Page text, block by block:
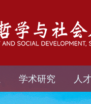
学术研究 人